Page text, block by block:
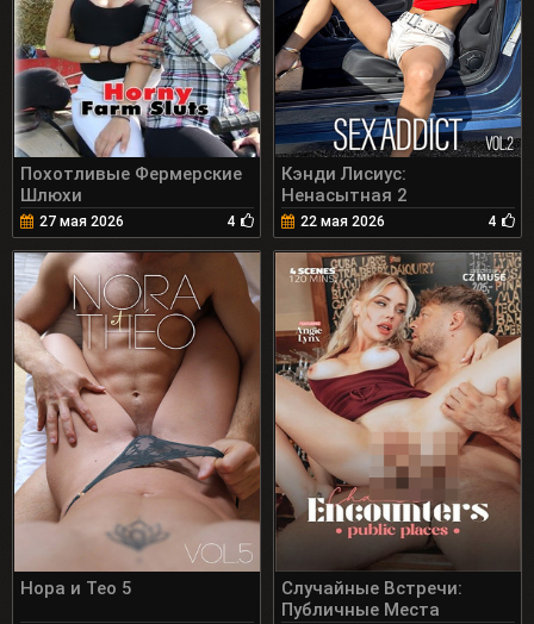
Похотливые Фермерские
Шлюхи
27 мая 2026 4
Кэнди Лисиус:
Ненасытная 2
22 мая 2026 4
Нора и Тео 5
Случайные Встречи:
Публичные Места